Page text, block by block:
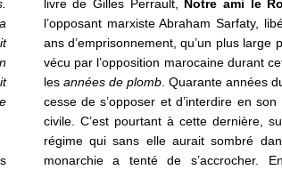
livre de Gilles Perrault, Notre ami le
l’opposant marxiste Abraham Sarfaty,
ans d’emprisonnement, qu’un plus
vécu par l’opposition marocaine durant
les années de plomb. Quarante années
cesse de s’opposer et d’interdire en
civile. C’est pourtant à cette dernière,
régime qui sans elle aurait sombré
monarchie a tenté de s’accrocher.